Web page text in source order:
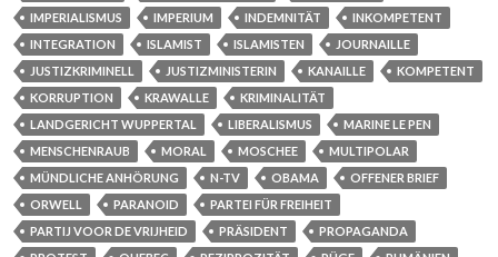
IMPERIALISMUS
IMPERIUM INDEMNITÄT
INKOMPETENT
INTEGRATION
ISLAMIST ISLAMISTEN
JOURNAILLE
JUSTIZKRIMINELL
JUSTIZMINISTERIN KANAILLE
KOMPETENT
KORRUPTION
KRAWALLE
KRIMINALITÄT
LANDGERICHT WUPPERTAL
LIBERALISMUS
MARINE LE PEN
MENSCHENRAUB
MORAL MOSCHEE
MULTIPOLAR
MÜNDLICHE ANHÖRUNG
N-TV OBAMA
OFFENER BRIEF
ORWELL
PARANOID
PARTEI FÜR FREIHEIT
PARTIJ VOOR DE VRIJHEID
PRÄSIDENT
PROPAGANDA